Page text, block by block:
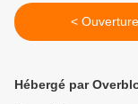
< Ouverture
Hébergé par